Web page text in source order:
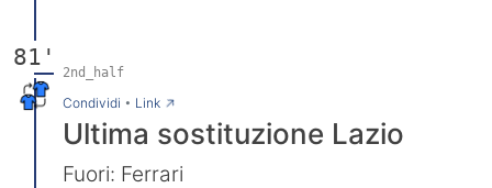
81'
2nd_half
Condividi • Link→
Ultima sostituzione Lazio
Fuori: Ferrari